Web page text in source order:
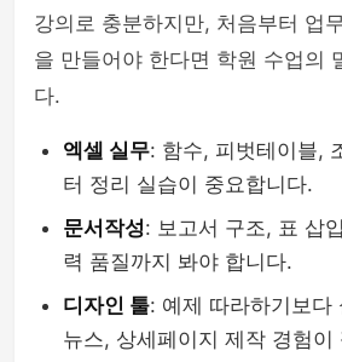
강의로 충분하지만, 처음부터 업
을 만들어야 한다면 학원 수업의
다.
엑셀 실무: 함수, 피벗테이블,
터 정리 실습이 중요합니다.
문서작성: 보고서 구조, 표 삽
력 품질까지 봐야 합니다.
디자인 툴: 예제 따라하기보다
뉴스, 상세페이지 제작 경험이